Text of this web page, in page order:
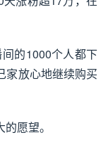
的1000个人都下
家放心地继续购买
愿望。